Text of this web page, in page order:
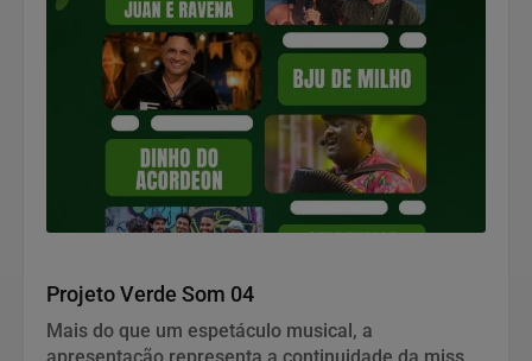
Projeto Verde Som 04
Mais do que um espetáculo musical, a